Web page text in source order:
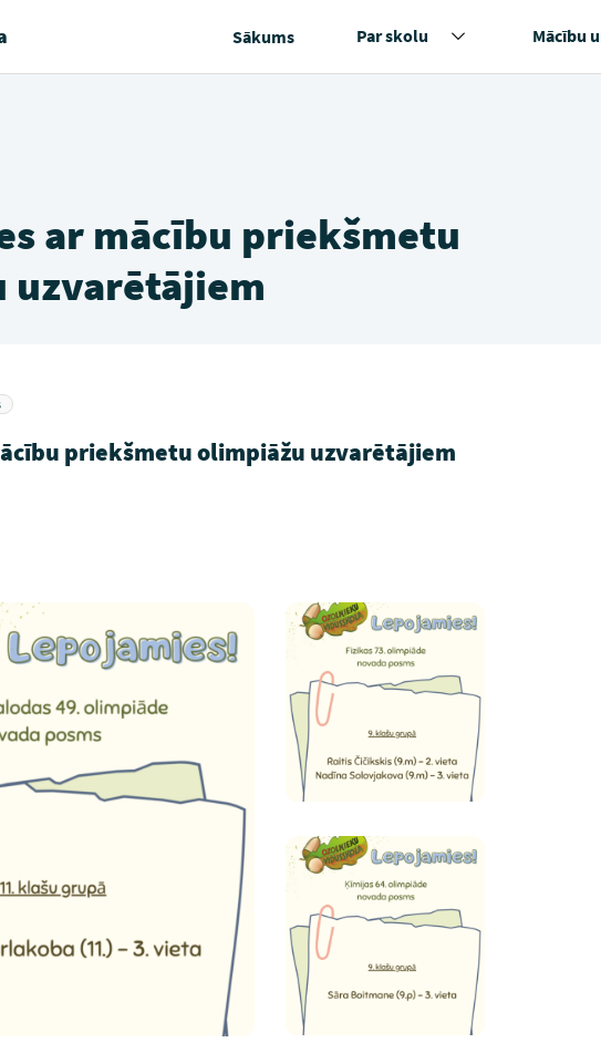
Sākums Par skolu Mācību
ar mācību priekšmetu
uzvarētājiem
priekšmetu olimpiāžu uzvarētājiem